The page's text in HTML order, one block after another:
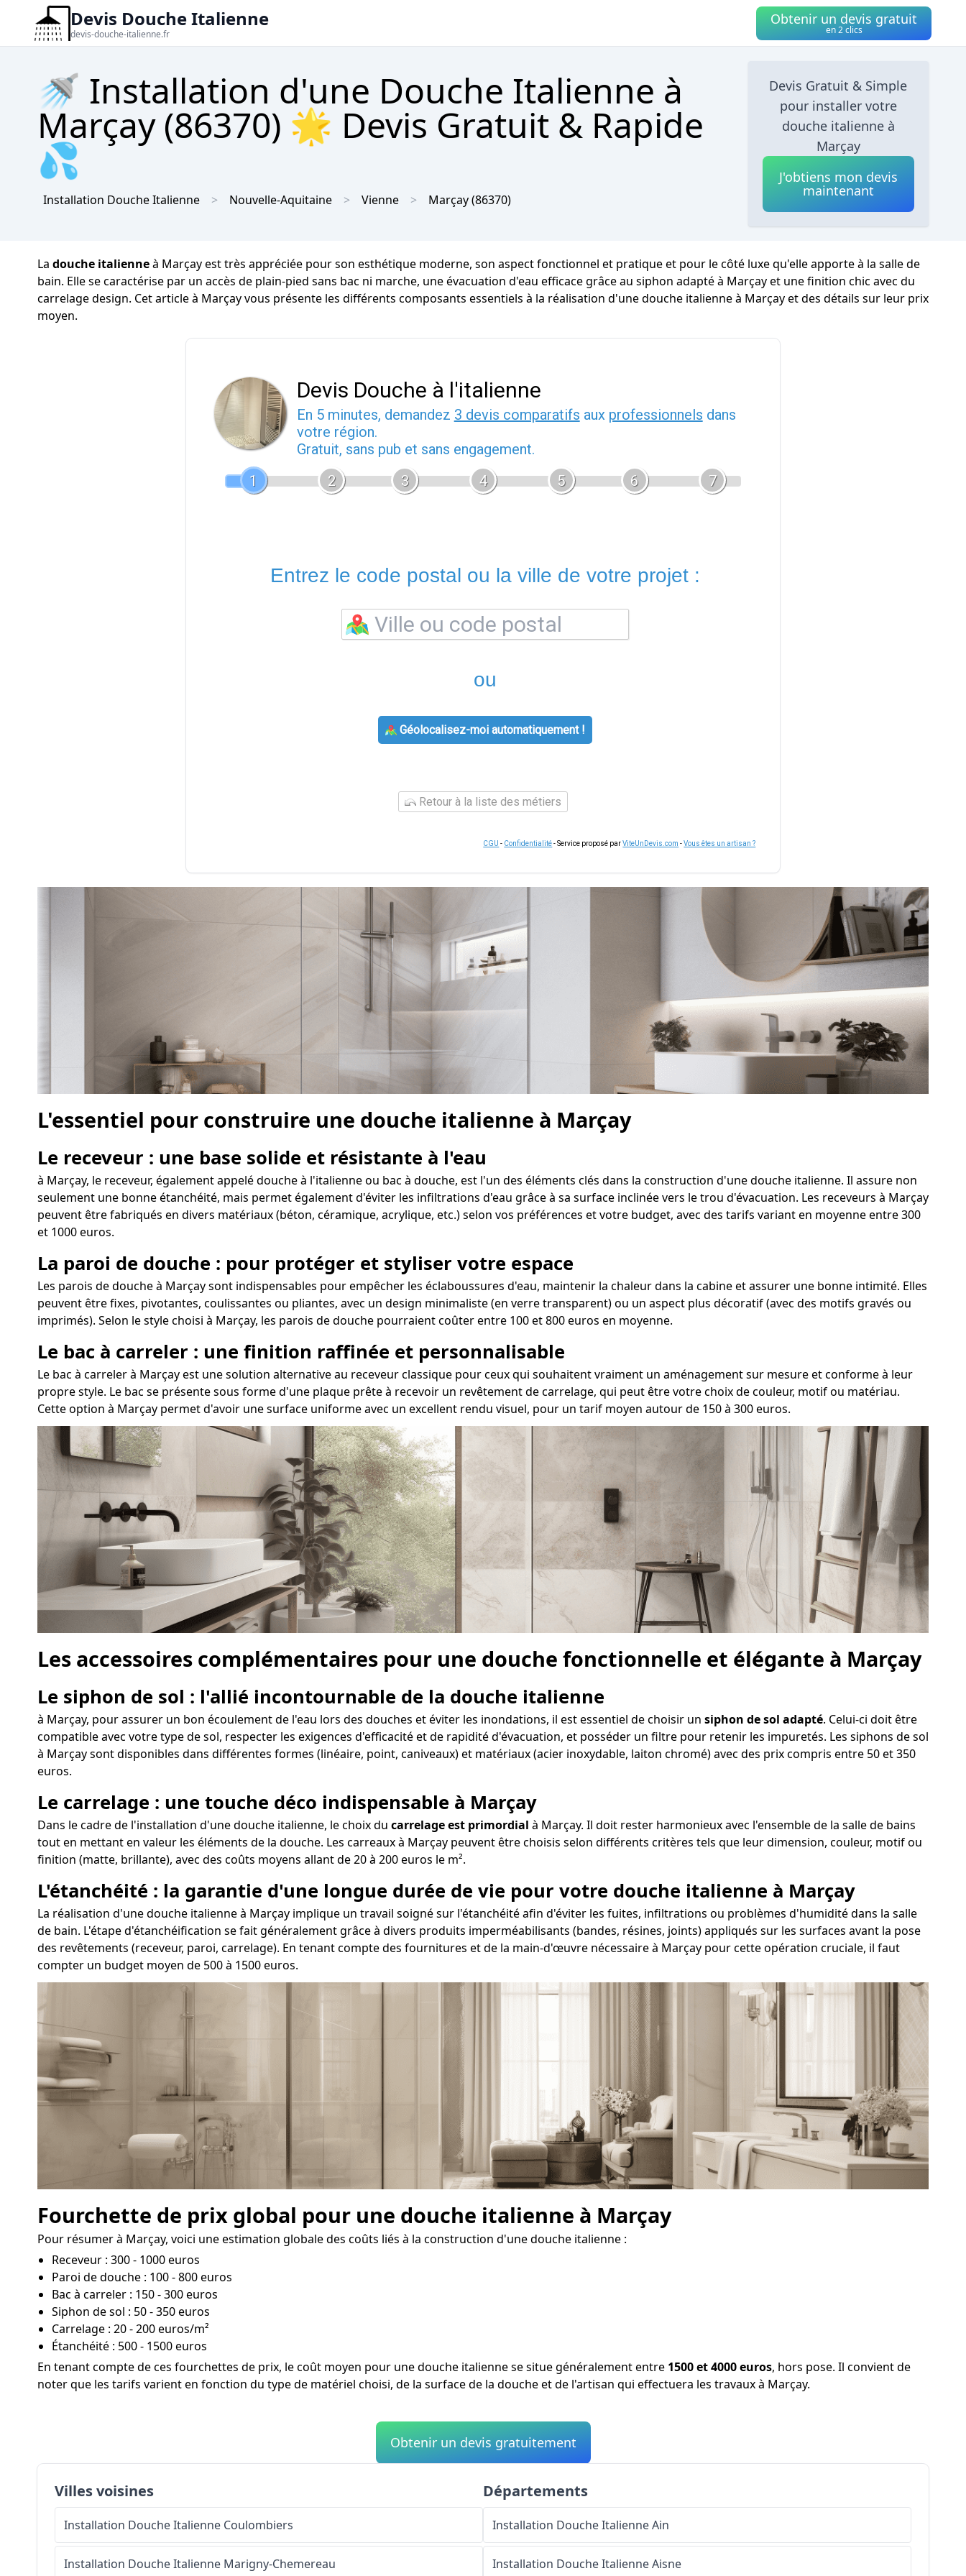
Devis Douche Italienne
devis-douche-italienne.fr
Obtenir un devis gratuit
en 2 clics
🚿 Installation d'une Douche Italienne à
Marçay (86370) 🌟 Devis Gratuit & Rapide
💦
Installation Douche Italienne Nouvelle-Aquitaine Vienne Marçay(86370)
Devis Gratuit & Simple
pour installer votre
douche italienne à
Marçay
J'obtiens mon devis
maintenant
La douche italienneà Marçay est très appréciée pour son esthétique moderne, son aspect fonctionnel et pratique et pour le côté luxe qu'elle apporte à la salle de
bain. Elle se caractérise par un accès de plain-pied sans bac ni marche, une évacuation d'eau efficace grâce au siphon adapté à Marçay et une finition chic avec du
carrelage design. Cet article à Marçay vous présente les différents composants essentiels à la réalisation d'une douche italienne à Marçay et des détails sur leur prix
moyen.
Devis Douche à l'italienne
En 5 minutes, demandez 3 devis comparatifs aux professionnels dans
votre région.
Gratuit, sans pub et sans engagement.
1
2 3 4 5 6 7
Entrez le code postal ou la ville de votre projet :
ou
Géolocalisez-moi automatiquement !
Retour à la liste des métiers
CGU - Confidentialité- Service proposé parViteUnDevis.com -Vous êtes un artisan ?
L'essentiel pour construire une douche italienne à Marçay
Le receveur : une base solide et résistante à l'eau
à Marçay, le receveur, également appelé douche à l'italienne ou bac à douche, est l'un des éléments clés dans la construction d'une douche italienne. Il assure non
seulement une bonne étanchéité, mais permet également d'éviter les infiltrations d'eau grâce à sa surface inclinée vers le trou d'évacuation. Les receveurs à Marçay
peuvent être fabriqués en divers matériaux (béton, céramique, acrylique, etc.) selon vos préférences et votre budget, avec des tarifs variant en moyenne entre 300
et 1000 euros.
La paroi de douche : pour protéger et styliser votre espace
Les parois de douche à Marçay sont indispensables pour empêcher les éclaboussures d'eau, maintenir la chaleur dans la cabine et assurer une bonne intimité. Elles
peuvent être fixes, pivotantes, coulissantes ou pliantes, avec un design minimaliste (en verre transparent) ou un aspect plus décoratif (avec des motifs gravés ou
imprimés). Selon le style choisi à Marçay, les parois de douche pourraient coûter entre 100 et 800 euros en moyenne.
Le bac à carreler : une finition raffinée et personnalisable
Le bac à carreler à Marçay est une solution alternative au receveur classique pour ceux qui souhaitent vraiment un aménagement sur mesure et conforme à leur
propre style. Le bac se présente sous forme d'une plaque prête à recevoir un revêtement de carrelage, qui peut être votre choix de couleur, motif ou matériau.
Cette option à Marçay permet d'avoir une surface uniforme avec un excellent rendu visuel, pour un tarif moyen autour de 150 à 300 euros.
Les accessoires complémentaires pour une douche fonctionnelle et élégante à Marçay
Le siphon de sol : l'allié incontournable de la douche italienne
à Marçay, pour assurer un bon écoulement de l'eau lors des douches et éviter les inondations, il est essentiel de choisir un siphon de sol adapté. Celui-ci doit être
compatible avec votre type de sol, respecter les exigences d'efficacité et de rapidité d'évacuation, et posséder un filtre pour retenir les impuretés. Les siphons de sol
à Marçay sont disponibles dans différentes formes (linéaire, point, caniveaux) et matériaux (acier inoxydable, laiton chromé) avec des prix compris entre 50 et 350
euros.
Le carrelage : une touche déco indispensable à Marçay
Dans le cadre de l'installation d'une douche italienne, le choix du carrelage est primordial à Marçay. Il doit rester harmonieux avec l'ensemble de la salle de bains
tout en mettant en valeur les éléments de la douche. Les carreaux à Marçay peuvent être choisis selon différents critères tels que leur dimension, couleur, motif ou
finition (matte, brillante), avec des coûts moyens allant de 20 à 200 euros le m².
L'étanchéité : la garantie d'une longue durée de vie pour votre douche italienne à Marçay
La réalisation d'une douche italienne à Marçay implique un travail soigné sur l'étanchéité afin d'éviter les fuites, infiltrations ou problèmes d'humidité dans la salle
de bain. L'étape d'étanchéification se fait généralement grâce à divers produits imperméabilisants (bandes, résines, joints) appliqués sur les surfaces avant la pose
des revêtements (receveur, paroi, carrelage). En tenant compte des fournitures et de la main-d'œuvre nécessaire à Marçay pour cette opération cruciale, il faut
compter un budget moyen de 500 à 1500 euros.
Fourchette de prix global pour une douche italienne à Marçay
Pour résumer à Marçay, voici une estimation globale des coûts liés à la construction d'une douche italienne :
Receveur : 300 - 1000 euros
Paroi de douche : 100 - 800 euros
Bac à carreler : 150 - 300 euros
Siphon de sol : 50 - 350 euros
Carrelage : 20 - 200 euros/m²
Étanchéité : 500 - 1500 euros
En tenant compte de ces fourchettes de prix, le coût moyen pour une douche italienne se situe généralement entre 1500 et 4000 euros, hors pose. Il convient de
noter que les tarifs varient en fonction du type de matériel choisi, de la surface de la douche et de l'artisan qui effectuera les travaux à Marçay.
Obtenir un devis gratuitement
Villes voisines
Installation Douche Italienne Coulombiers
Installation Douche Italienne Marigny-Chemereau
Départements
Installation Douche ItalienneAin
Installation Douche ItalienneAisne